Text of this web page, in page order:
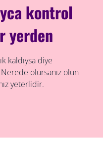
kontrol
yerden
kaldıysa diye
olursanız olun
yeterlidir.